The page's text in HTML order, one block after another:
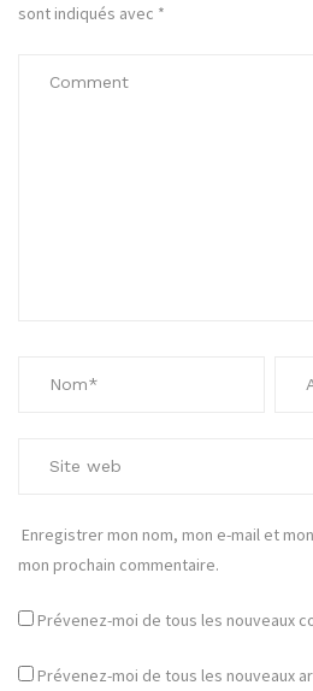
sont indiqués avec *
Enregistrer mon nom, mon e-mail et
mon prochain commentaire.
Prévenez-moi de tous les nouveaux
Prévenez-moi de tous les nouveaux